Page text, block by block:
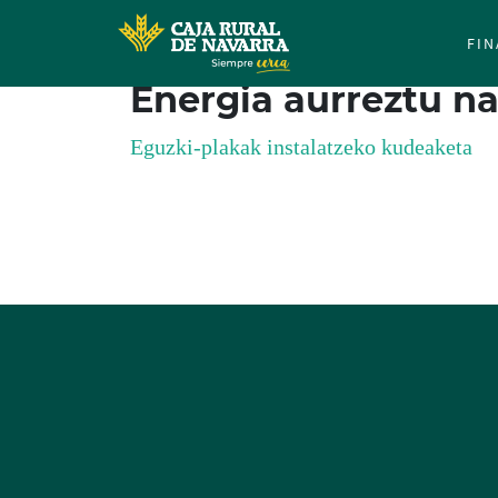
Energia aurreztu
Eguzki-plakak instalatzeko kudeaketa